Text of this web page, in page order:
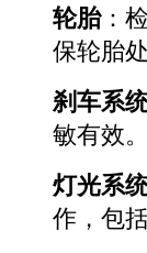
轮胎：
保轮胎
刹车系
敏有效。
灯光系
作，包